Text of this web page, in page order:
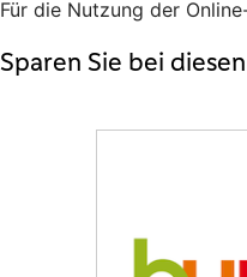
Für die Nutzung der